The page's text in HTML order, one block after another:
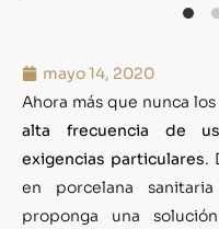
mayo 14, 2020
Ahora más que nunca
alta frecuencia de
exigencias particulares.
en porcelana
proponga una